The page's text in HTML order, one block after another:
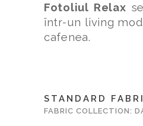
Fotoliul Relax
într-un living
cafenea.
STANDARD
FABRIC COLLECTION: